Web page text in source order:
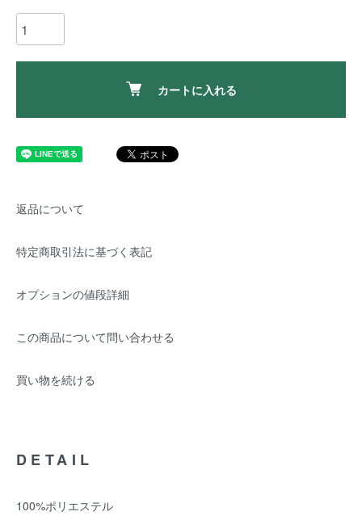
カートに入れる
返品について
特定商取引法に基づく表記
オプションの値段詳細
この商品について問い合わせる
買い物を続ける
DETAIL
100%ポリエステル